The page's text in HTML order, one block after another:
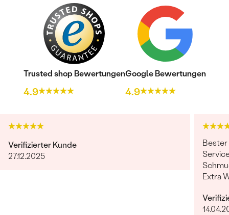
Trusted shop Bewertungen
4.9
Google Bewertungen
4.9
Verifizierter Kunde
27.12.2025
Bester
Extra